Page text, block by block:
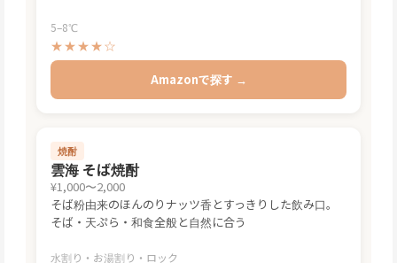
5–8℃
★★★★☆
Amazonで探す →
焼酎
雲海 そば焼酎
¥1,000〜2,000
そば粉由来のほんのりナッツ香とすっきりした飲み口。
そば・天ぷら・和食全般と自然に合う
水割り・お湯割り・ロック